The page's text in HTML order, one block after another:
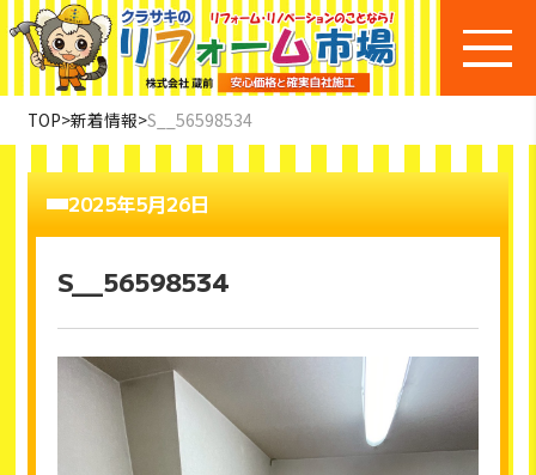
TOP>新着情報>S__56598534
2025年5月26日
S__56598534